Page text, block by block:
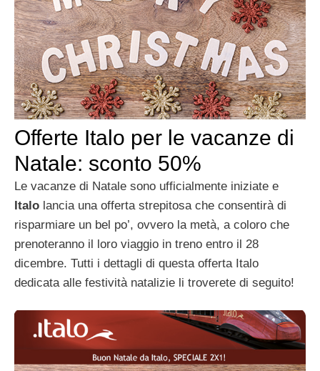
Offerte Italo per le vacanze di
Natale: sconto 50%
Le vacanze di Natale sono ufficialmente iniziate e
Italo lancia una offerta strepitosa che consentirà di
risparmiare un bel po’, ovvero la metà, a coloro che
prenoteranno il loro viaggio in treno entro il 28
dicembre. Tutti i dettagli di questa offerta Italo
dedicata alle festività natalizie li troverete di seguito!